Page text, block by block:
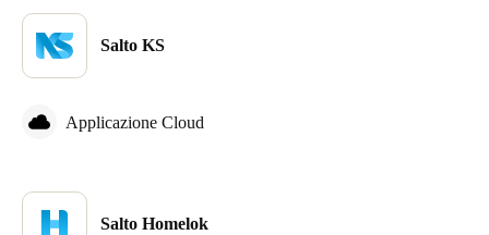
Salto KS
Applicazione Cloud
Salto Homelok